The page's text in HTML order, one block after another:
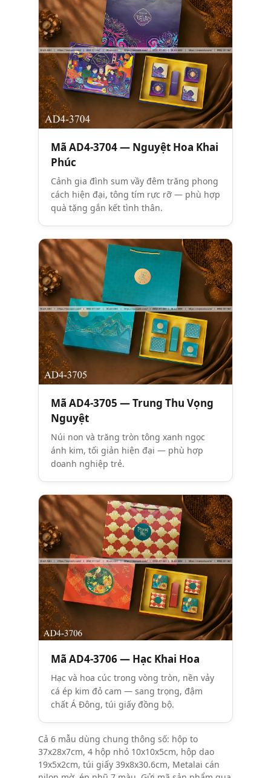
Mã AD4-3704 — Nguyệt Hoa Khai
Phúc
Cảnh gia đình sum vầy đêm trăng phong
cách hiện đại, tông tím rực rỡ — phù hợp
quà tặng gắn kết tình thân.
Mã AD4-3705 — Trung Thu Vọng
Nguyệt
Núi non và trăng tròn tông xanh ngọc
ánh kim, tối giản hiện đại — phù hợp
doanh nghiệp trẻ.
Mã AD4-3706 — Hạc Khai Hoa
Hạc và hoa cúc trong vòng tròn, nền vảy
cá ép kim đỏ cam — sang trọng, đậm
chất Á Đông, túi giấy đồng bộ.
Cả 6 mẫu dùng chung thông số: hộp to
37x28x7cm, 4 hộp nhỏ 10x10x5cm, hộp dao
19x5x2cm, túi giấy 39x8x30.6cm, Metalai cán